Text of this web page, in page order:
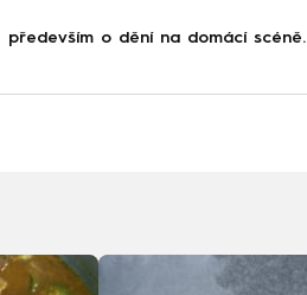
především o dění na domácí scéně.